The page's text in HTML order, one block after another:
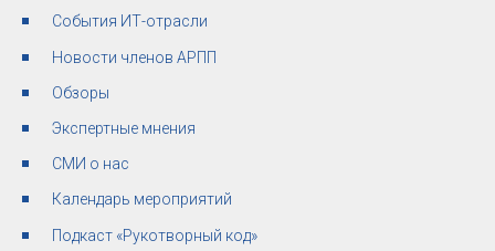
События ИТ-отрасли
Новости членов АРПП
Обзоры
Экспертные мнения
СМИ о нас
Календарь мероприятий
Подкаст «Рукотворный код»